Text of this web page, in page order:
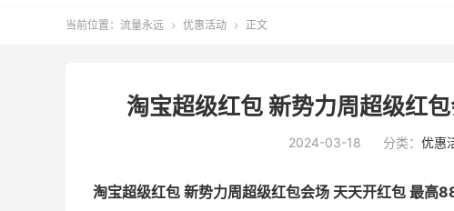
当前位置： 流量永远  优惠活动  正文
淘宝超级红包 新势力周超级红
2024-03-18 分类： 优惠
淘宝超级红包 新势力周超级红包会场 天天开红包 最高